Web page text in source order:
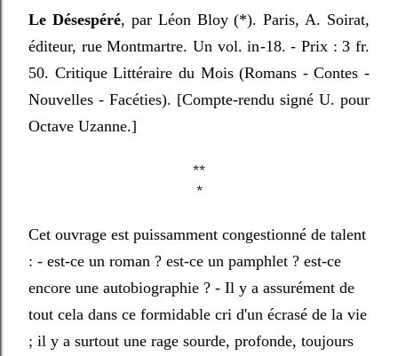
Le Désespéré, par Léon Bloy (*). Paris, A. Soirat,
éditeur, rue Montmartre. Un vol. in-18. - Prix : 3 fr.
50. Critique Littéraire du Mois (Romans - Contes -
Nouvelles - Facéties). [Compte-rendu signé U. pour
Octave Uzanne.]
**
*
Cet ouvrage est puissamment congestionné de talent
: - est-ce un roman ? est-ce un pamphlet ? est-ce
encore une autobiographie ? - Il y a assurément de
tout cela dans ce formidable cri d'un écrasé de la vie
; il y a surtout une rage sourde, profonde, toujours